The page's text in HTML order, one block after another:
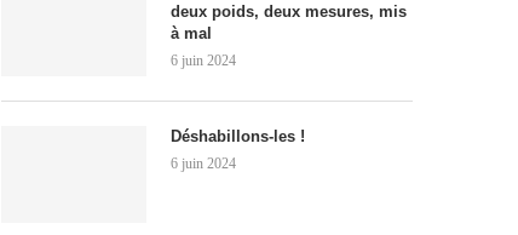
deux poids, deux mesures, mis
à mal
6 juin 2024
Déshabillons-les !
6 juin 2024